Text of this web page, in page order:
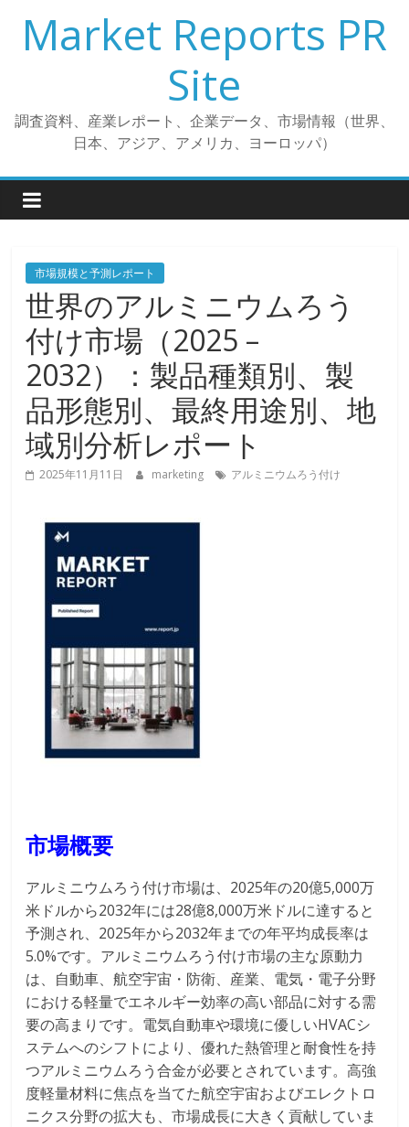
プ
Market Reports PR
Site
調査資料、産業レポート、企業データ、市場情報（世界、
日本、アジア、アメリカ、ヨーロッパ）
市場規模と予測レポート
世界のアルミニウムろう
付け市場（2025 –
2032）：製品種類別、製
品形態別、最終用途別、地
域別分析レポート
2025年11月11日 marketing アルミニウムろう付け
市場概要
アルミニウムろう付け市場は、2025年の20億5,000万
米ドルから2032年には28億8,000万米ドルに達すると
予測され、2025年から2032年までの年平均成長率は
5.0%です。アルミニウムろう付け市場の主な原動力
は、自動車、航空宇宙・防衛、産業、電気・電子分野
における軽量でエネルギー効率の高い部品に対する需
要の高まりです。電気自動車や環境に優しいHVACシ
ステムへのシフトにより、優れた熱管理と耐食性を持
つアルミニウムろう合金が必要とされています。高強
度軽量材料に焦点を当てた航空宇宙およびエレクトロ
ニクス分野の拡大も、市場成長に大きく貢献していま